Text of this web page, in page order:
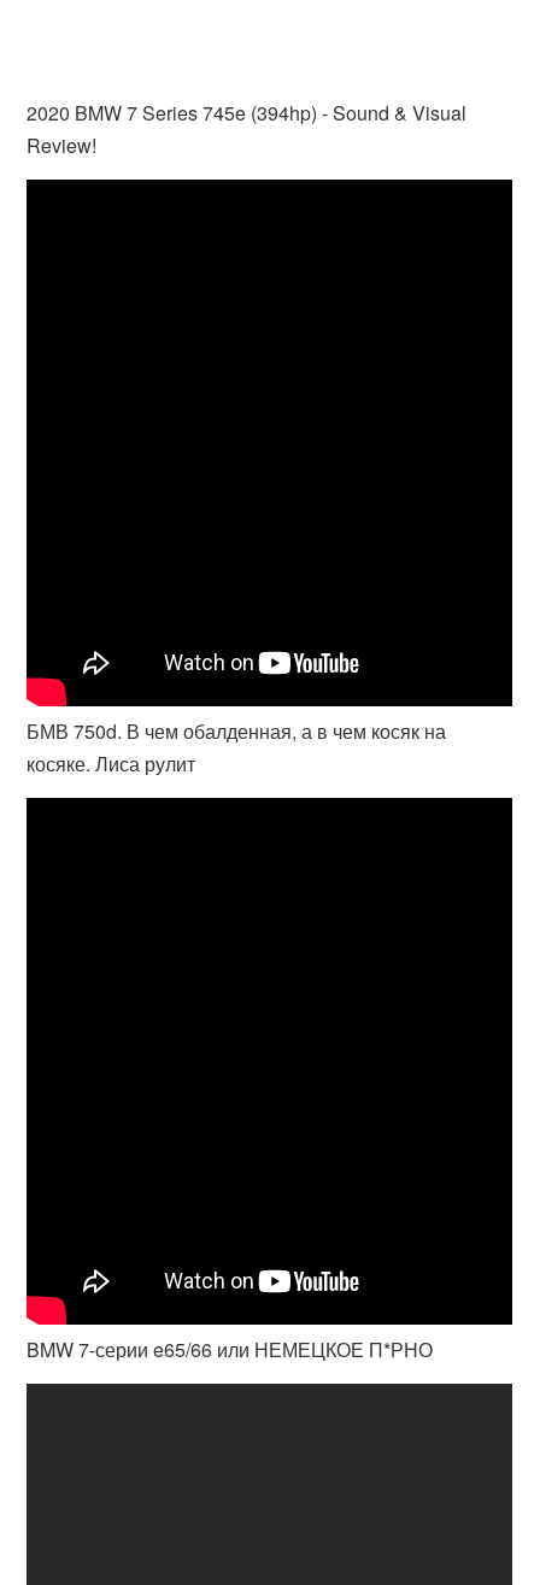
2020 BMW 7 Series 745e (394hp) - Sound & Visual
Review!
БМВ 750d. В чем обалденная, а в чем косяк на
косяке. Лиса рулит
BMW 7-серии e65/66 или НЕМЕЦКОЕ П*РНО